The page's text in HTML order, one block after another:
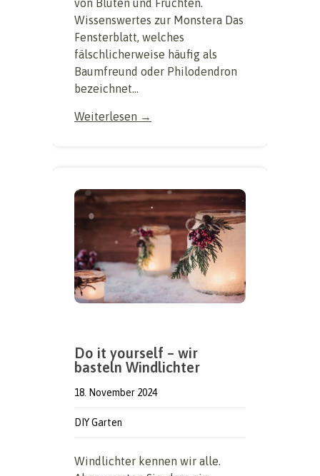
von Blüten und Früchten.
Wissenswertes zur Monstera Das
Fensterblatt, welches
fälschlicherweise häufig als
Baumfreund oder Philodendron
bezeichnet...
Weiterlesen →
Do it yourself – wir
basteln Windlichter
18. November 2024
DIY Garten
Windlichter kennen wir alle.